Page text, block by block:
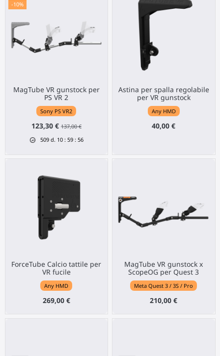
-10%
MagTube VR gunstock per
PS VR 2
Sony PS VR2
123,30 € 137,00 €
509d. 10: 59: 55
Astina per spalla regolabile
per VR gunstock
Any HMD
40,00 €
ForceTube Calcio tattile per
VR fucile
Any HMD
269,00 €
MagTube VR gunstock x
ScopeOG per Quest 3
Meta Quest 3 / 3S / Pro
210,00 €